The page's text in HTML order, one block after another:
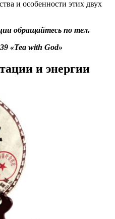
и особенности этих двух
обращайтесь по тел.
«Tea with God»
и энергии